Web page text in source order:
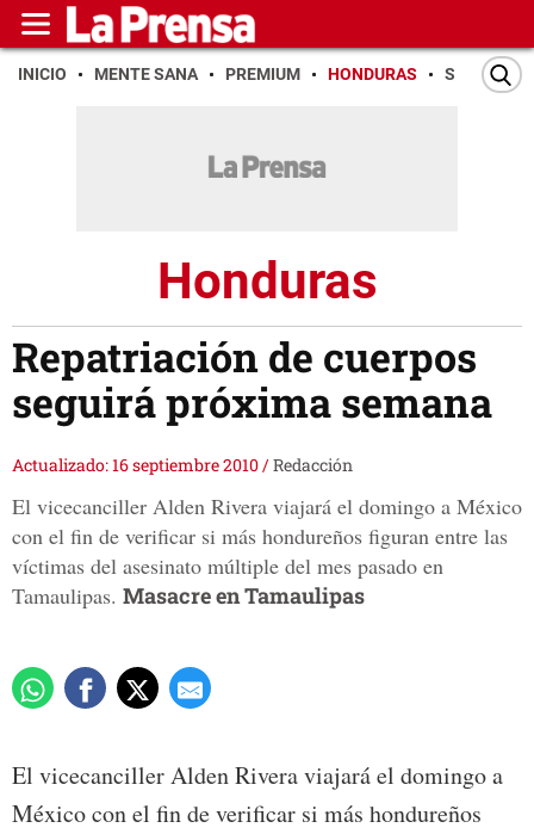
INICIO MENTE SANA PREMIUM HONDURAS SAN PEDRO
Honduras
Repatriación de cuerpos
seguirá próxima semana
Actualizado: 16 septiembre 2010/Redacción
El vicecanciller Alden Rivera viajará el domingo a México
con el fin de verificar si más hondureños figuran entre las
víctimas del asesinato múltiple del mes pasado en
Tamaulipas. Masacre en Tamaulipas
El vicecanciller Alden Rivera viajará el domingo a
México con el fin de verificar si más hondureños